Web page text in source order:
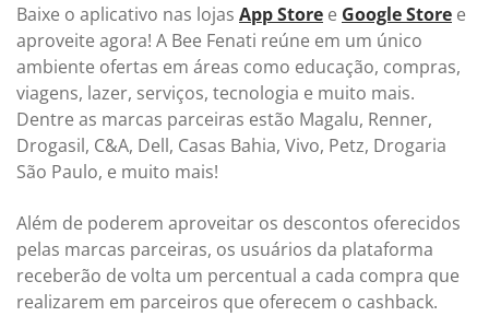
Baixe o aplicativo nas lojas App Store e Google Store e
aproveite agora! A Bee Fenati reúne em um único
ambiente ofertas em áreas como educação, compras,
viagens, lazer, serviços, tecnologia e muito mais.
Dentre as marcas parceiras estão Magalu, Renner,
Drogasil, C&A, Dell, Casas Bahia, Vivo, Petz, Drogaria
São Paulo, e muito mais!
Além de poderem aproveitar os descontos oferecidos
pelas marcas parceiras, os usuários da plataforma
receberão de volta um percentual a cada compra que
realizarem em parceiros que oferecem o cashback.